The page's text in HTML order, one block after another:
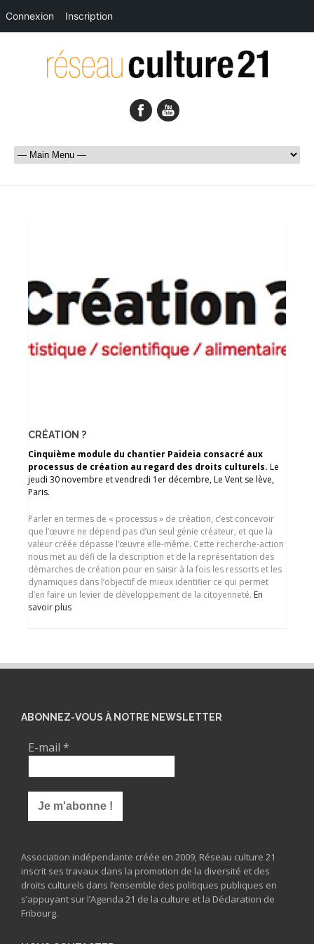
CRÉATION ?
Cinquième module du chantier Paideia consacré aux
processus de création au regard des droits culturels. Le
jeudi 30 novembre et vendredi 1er décembre, Le Vent se lève,
Paris.
Parler en termes de « processus » de création, c’est concevoir
que l’œuvre ne dépend pas d’un seul génie créateur, et que la
valeur créée dépasse l’œuvre elle-même. Cette recherche-action
nous met au défi de la description et de la représentation des
démarches de création pour en saisir à la fois les ressorts et les
dynamiques dans l’objectif de mieux identifier ce qui permet
d’en faire un levier de développement de la citoyenneté. En
savoir plus
ABONNEZ-VOUS À NOTRE NEWSLETTER
E-mail *
Association indépendante créée en 2009, Réseau culture 21
inscrit ses travaux dans la promotion de la diversité et des
droits culturels dans l’ensemble des politiques publiques en
s’appuyant sur l’Agenda 21 de la culture et la Déclaration de
Fribourg.
Connexion Inscription